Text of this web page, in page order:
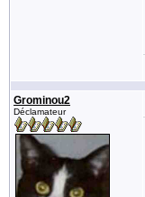
Grominou2
Déclamateur